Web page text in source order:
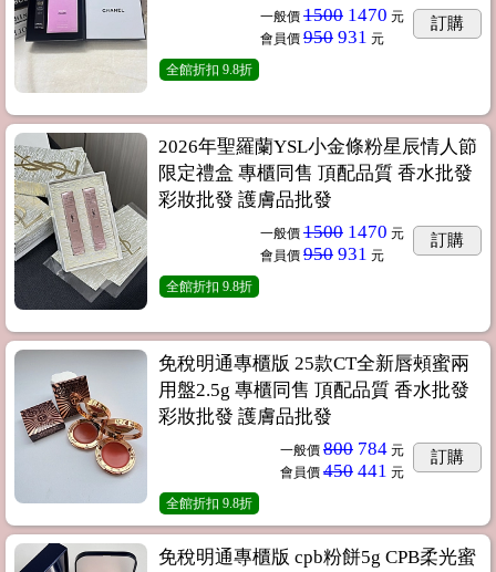
一般價 1500 1470 元
會員價 950 931 元
訂購
全館折扣 9.8折
2026年聖羅蘭YSL小金條粉星辰情人節
限定禮盒 專櫃同售 頂配品質 香水批發
彩妝批發 護膚品批發
一般價 1500 1470 元
會員價 950 931 元
訂購
全館折扣 9.8折
免稅明通專櫃版 25款CT全新唇頰蜜兩
用盤2.5g 專櫃同售 頂配品質 香水批發
彩妝批發 護膚品批發
一般價 800 784 元
會員價 450 441 元
訂購
全館折扣 9.8折
免稅明通專櫃版 cpb粉餅5g CPB柔光蜜